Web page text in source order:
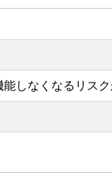
しなくなるリス